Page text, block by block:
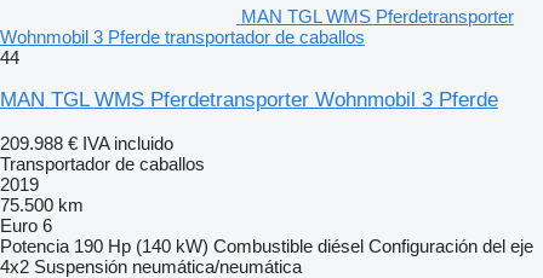
MAN TGL WMS Pferdetransporter
Wohnmobil 3 Pferde transportador de caballos
44
MAN TGL WMS Pferdetransporter Wohnmobil 3 Pferde
209.988 € IVA incluido
Transportador de caballos
2019
75.500 km
Euro 6
Potencia 190 Hp (140 kW) Combustible diésel Configuración del eje
4x2 Suspensión neumática/neumática